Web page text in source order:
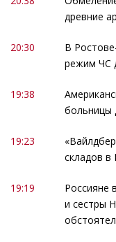
древние
20:30
В
режим ЧС
19:38
больницы
19:23
складов в
19:19
Россияне
и сестры